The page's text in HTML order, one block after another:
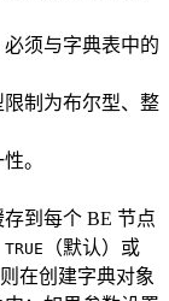
必须与字典表中的
制为布尔型、整
。
存到每个 BE 节点
TRUE （默认）或
在创建字典对象